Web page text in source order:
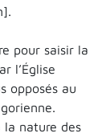
pour saisir la
l’Église
opposés au
la nature des